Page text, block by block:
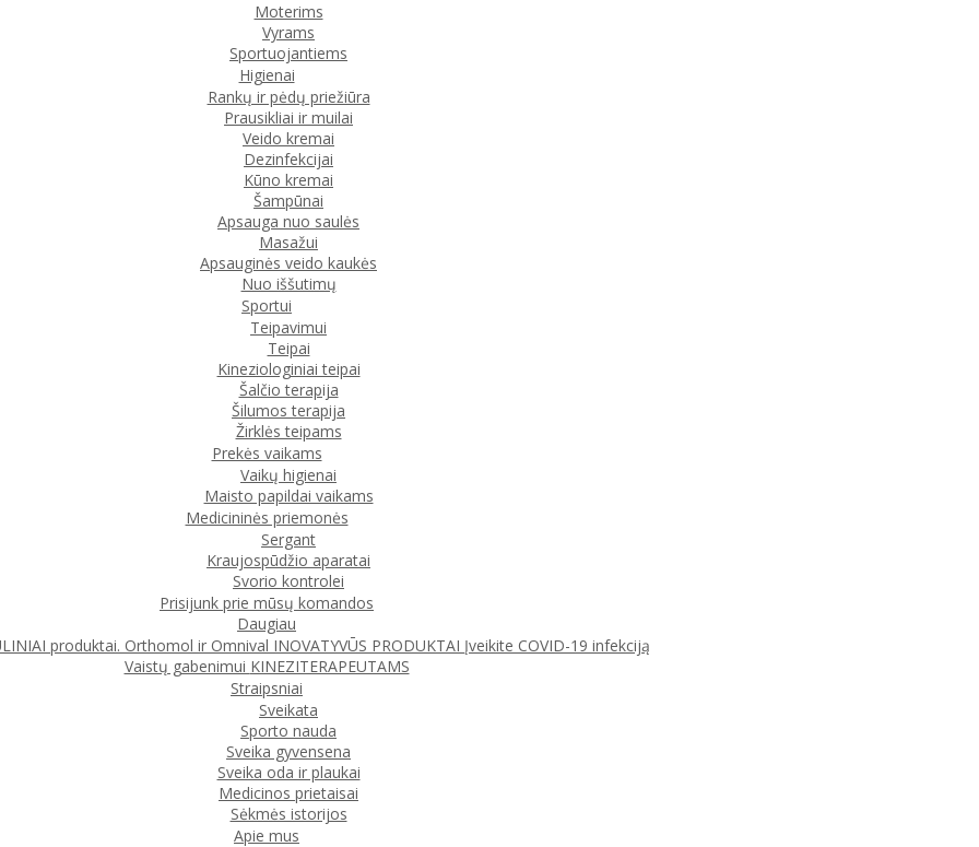
Moterims
Vyrams
Sportuojantiems
Higienai
Rankų ir pėdų priežiūra
Prausikliai ir muilai
Veido kremai
Dezinfekcijai
Kūno kremai
Šampūnai
Apsauga nuo saulės
Masažui
Apsauginės veido kaukės
Nuo iššutimų
Sportui
Teipavimui
Teipai
Kineziologiniai teipai
Šalčio terapija
Šilumos terapija
Žirklės teipams
Prekės vaikams
Vaikų higienai
Maisto papildai vaikams
Medicininės priemonės
Sergant
Kraujospūdžio aparatai
Svorio kontrolei
Prisijunk prie mūsų komandos
Daugiau
produktai. Orthomol ir Omnival INOVATYVŪS PRODUKTAI Įveikite COVID-19 infekciją
Vaistų gabenimui KINEZITERAPEUTAMS
Straipsniai
Sveikata
Sporto nauda
Sveika gyvensena
Sveika oda ir plaukai
Medicinos prietaisai
Sėkmės istorijos
Apie mus